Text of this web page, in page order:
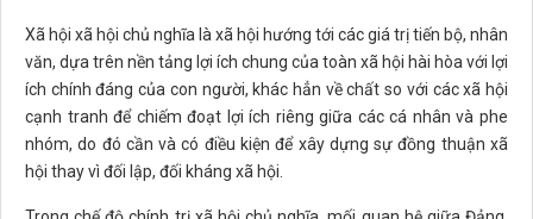
Xã hội xã hội chủ nghĩa là xã hội hướng tới các giá trị tiến bộ, nhân
văn, dựa trên nền tảng lợi ích chung của toàn xã hội hài hòa với lợi
ích chính đáng của con người, khác hẳn về chất so với các xã hội
cạnh tranh để chiếm đoạt lợi ích riêng giữa các cá nhân và phe
nhóm, do đó cần và có điều kiện để xây dựng sự đồng thuận xã
hội thay vì đối lập, đối kháng xã hội.